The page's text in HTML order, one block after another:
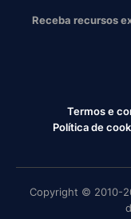
Receba recursos
Termos e
Política de
Copyright © 2010-